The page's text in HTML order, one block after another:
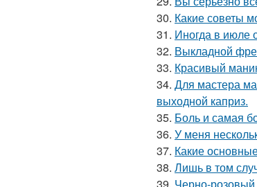
30. Какие советы
31. Иногда в июле
32. Выкладной
33. Красивый
34. Для мастера
выходной каприз.
35. Боль и самая
36. У меня
37. Какие
38. Лишь в том